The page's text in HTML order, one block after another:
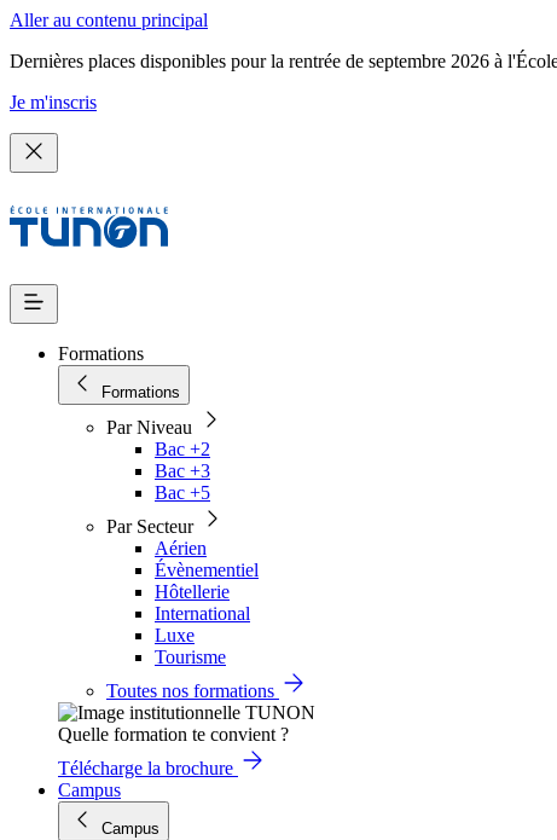
Aller au contenu principal
Dernières places disponibles pour la rentrée de septembre 2026 à
Je m'inscris
Formations
Formations
Par Niveau
Bac +2
Bac +3
Bac +5
Par Secteur
Aérien
Évènementiel
Hôtellerie
International
Luxe
Tourisme
Toutes nos formations
Quelle formation te convient ?
Télécharge la brochure
Campus
Campus